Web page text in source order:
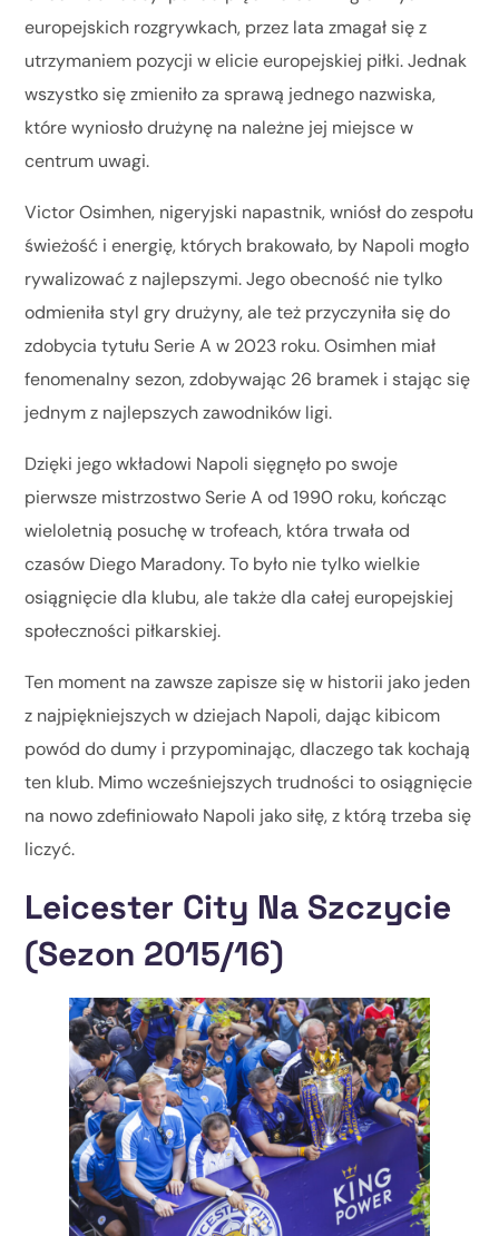
europejskich rozgrywkach, przez lata zmagał się z
utrzymaniem pozycji w elicie europejskiej piłki. Jednak
wszystko się zmieniło za sprawą jednego nazwiska,
które wyniosło drużynę na należne jej miejsce w
centrum uwagi.
Victor Osimhen, nigeryjski napastnik, wniósł do zespołu
świeżość i energię, których brakowało, by Napoli mogło
rywalizować z najlepszymi. Jego obecność nie tylko
odmieniła styl gry drużyny, ale też przyczyniła się do
zdobycia tytułu Serie A w 2023 roku. Osimhen miał
fenomenalny sezon, zdobywając 26 bramek i stając się
jednym z najlepszych zawodników ligi.
Dzięki jego wkładowi Napoli sięgnęło po swoje
pierwsze mistrzostwo Serie A od 1990 roku, kończąc
wieloletnią posuchę w trofeach, która trwała od
czasów Diego Maradony. To było nie tylko wielkie
osiągnięcie dla klubu, ale także dla całej europejskiej
społeczności piłkarskiej.
Ten moment na zawsze zapisze się w historii jako jeden
z najpiękniejszych w dziejach Napoli, dając kibicom
powód do dumy i przypominając, dlaczego tak kochają
ten klub. Mimo wcześniejszych trudności to osiągnięcie
na nowo zdefiniowało Napoli jako siłę, z którą trzeba się
liczyć.
Leicester City Na Szczycie
(Sezon 2015/16)